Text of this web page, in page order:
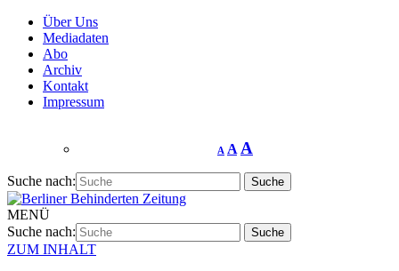
Über Uns
Mediadaten
Abo
Archiv
Kontakt
Impressum
A A A
Suche nach:
MENÜ
Suche nach:
ZUM INHALT